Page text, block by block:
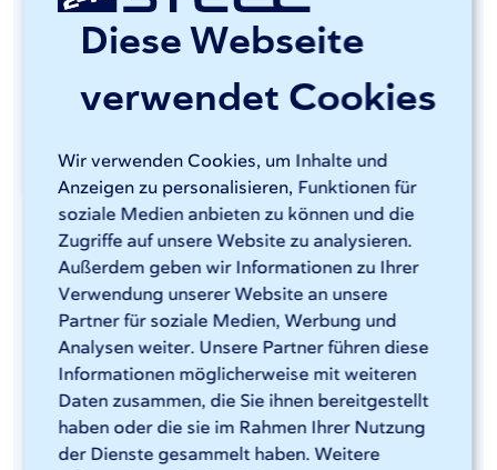
Diese Webseite
verwendet Cookies
Wir verwenden Cookies, um Inhalte und
Anzeigen zu personalisieren, Funktionen für
soziale Medien anbieten zu können und die
Zugriffe auf unsere Website zu analysieren.
Außerdem geben wir Informationen zu Ihrer
Verwendung unserer Website an unsere
Partner für soziale Medien, Werbung und
Analysen weiter. Unsere Partner führen diese
Informationen möglicherweise mit weiteren
Daten zusammen, die Sie ihnen bereitgestellt
haben oder die sie im Rahmen Ihrer Nutzung
der Dienste gesammelt haben. Weitere
Loggen Sie sich ein und
laden ihre Datei hoch
einfach und schnell maßgeschneiderte
Metallprodukte. Gehen Sie zu IhremSophia®-
Dashboardund melden Sie sich mit Ihren eigenen
Zugangsdaten an. In Sophia® können Sie an
einem bestehenden Projekt weiterarbeiten oder
eine neue Anfrage starten. Laden Sie Ihre STEP-,
DWG/DXF- oder TUB-Datei hoch. Sophia®
erkennt die Teile in den Baugruppen und prüft sie
auf Herstellbarkeit.